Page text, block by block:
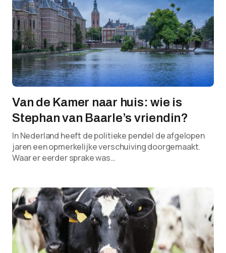
Van de Kamer naar huis: wie is
Stephan van Baarle’s vriendin?
In Nederland heeft de politieke pendel de afgelopen
jaren een opmerkelijke verschuiving doorgemaakt.
Waar er eerder sprake was…